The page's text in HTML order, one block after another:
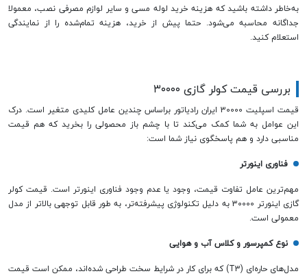
به‌خاطر داشته باشید که هزینه خرید لوله مسی و سایر لوازم مصرفی نصب، معمولا
جداگانه محاسبه می‌شود. حتما پیش از خرید، هزینه تمام‌شده را از نمایندگی
استعلام کنید.
بررسی قیمت کولر گازی ۳۰۰۰۰
قیمت اسپلیت 30000 ایران رادیاتور براساس چندین عامل کلیدی متغیر است. درک
این عوامل به شما کمک می‌کند تا با چشم باز محصولی را بخرید که هم قیمت
مناسبی دارد و هم پاسخگوی نیاز شما است:
فناوری اینورتر
مهم‌ترین عامل تفاوت قیمت، وجود یا عدم وجود فناوری اینورتر است. قیمت کولر
گازی اینورتر 30000 به دلیل تکنولوژی پیشرفته‌تر، به طور قابل توجهی بالاتر از مدل
معمولی است.
نوع کمپرسور و کلاس آب و هوایی
مدل‌های حاره‌ای (T3) که برای کار در شرایط سخت طراحی شده‌اند، ممکن است قیمت